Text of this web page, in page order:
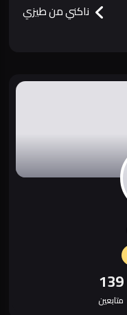
ناكني من طيزي
139
متابعين